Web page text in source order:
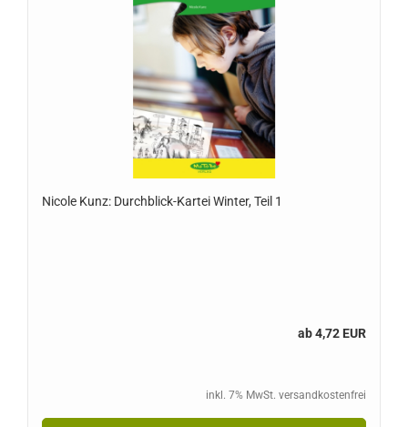
Nicole Kunz: Durchblick-Kartei Winter, Teil 1
ab 4,72 EUR
inkl. 7% MwSt. versandkostenfrei